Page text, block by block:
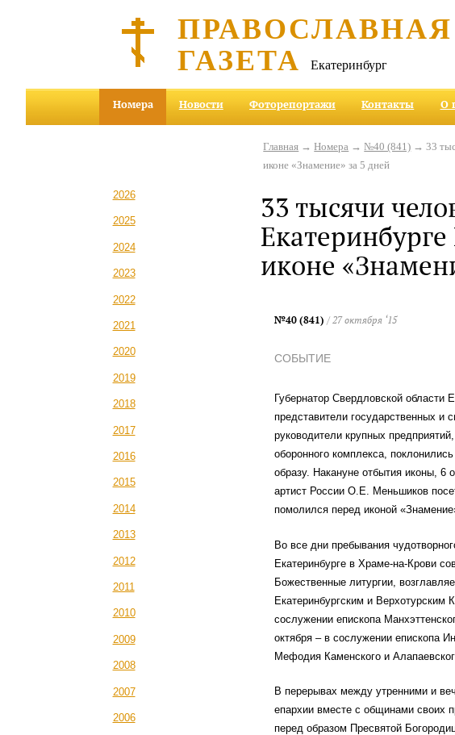
ПРАВОСЛАВНАЯ
ГАЗЕТА Екатеринбург
Номера Новости Фоторепортажи Контакты О
2026
2025
2024
2023
2022
2021
2020
2019
2018
2017
2016
2015
2014
2013
2012
2011
2010
2009
2008
2007
2006
Главная →Номера →№40 (841) → 33
иконе «Знамение» за 5 дней
33 тысячи
иконе
№40 (841) / 27 октября ‘15
СОБЫТИЕ
Губернатор Свердловской области
представители государственных и
руководители крупных
оборонного комплекса,
образу. Накануне отбытия иконы, 6
артист России О.Е. Меньшиков
помолился перед иконой
Во все дни пребывания
Екатеринбурге в Храме-на-Крови
Божественные литургии,
Екатеринбургским и Верхотурским
сослужении епископа
октября – в сослужении епископа
Мефодия Каменского и
В перерывах между утренними и
епархии вместе с общинами своих
перед образом Пресвятой